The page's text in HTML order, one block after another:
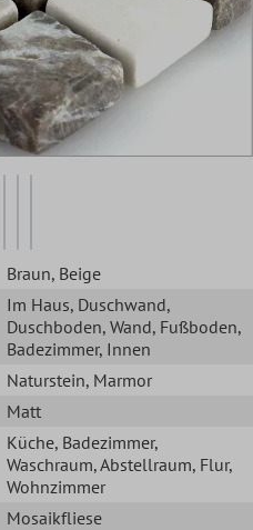
Braun, Beige
Im Haus, Duschwand,
Duschboden, Wand, Fußboden,
Badezimmer, Innen
Naturstein, Marmor
Matt
Küche, Badezimmer,
Waschraum, Abstellraum, Flur,
Wohnzimmer
Mosaikfliese